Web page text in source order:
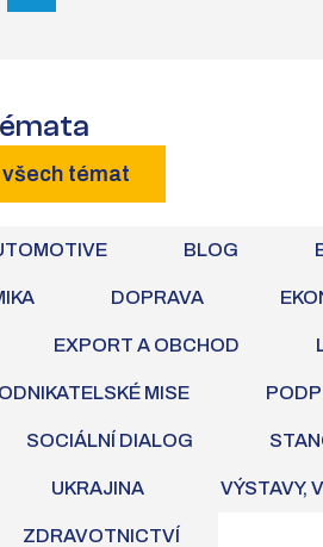
témat
BLOG
DOPRAVA
EXPORT A OBCHOD
MISE
SOCIÁLNÍ DIALOG
UKRAJINA VÝSTAVY,
ZDRAVOTNICTVÍ